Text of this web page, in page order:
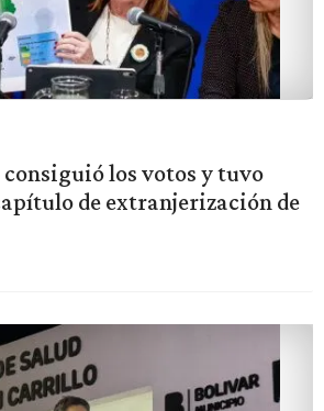
los votos y tuvo
de extranjerización de